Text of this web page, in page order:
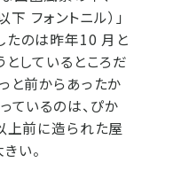
フォントニル）」
たのは昨年10 月と
としているところだ
と前からあったか
ているのは、ぴか
上前に造られた屋
い。